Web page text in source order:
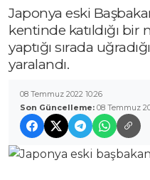
Japonya eski
kentinde katıldığı
yaptığı sırada
yaralandı.
08 Temmuz 2022 10:26
Son Güncelleme: 08 Temmuz